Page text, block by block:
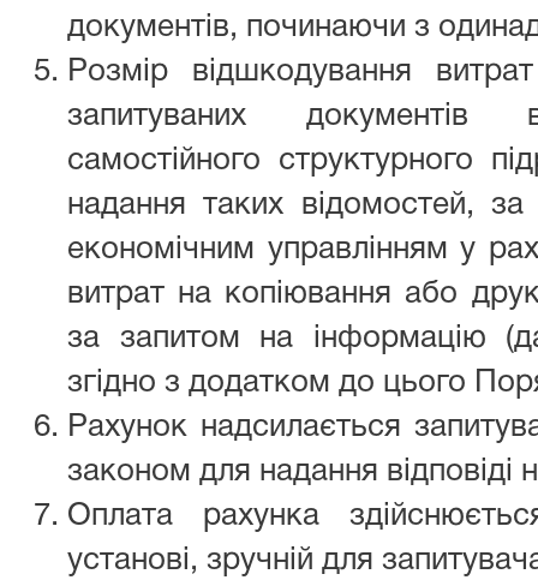
документів, починаючи з
Розмір відшкодування
запитуваних документів
самостійного структурного
надання таких відомостей,
економічним управлінням у
витрат на копіювання або
за запитом на інформацію
згідно з додатком до цього
Рахунок надсилається
законом для надання відповіді
Оплата рахунка
установі, зручній для